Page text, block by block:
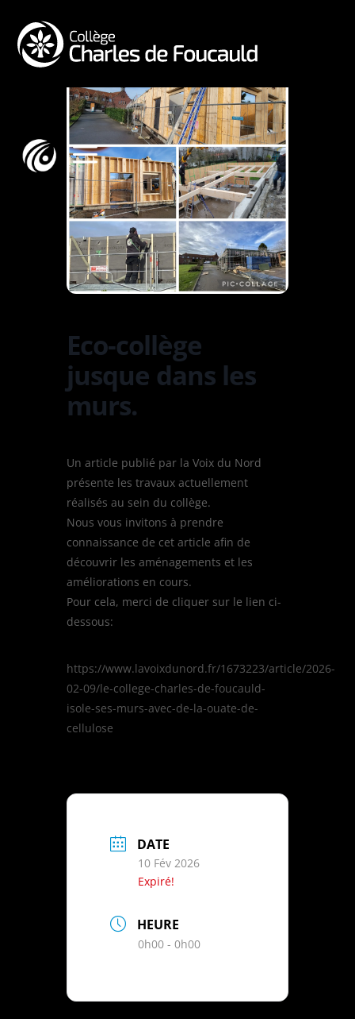
a
Eco-collège
jusque dans les
murs.
Un article publié par la Voix du Nord
présente les travaux actuellement
réalisés au sein du collège.
Nous vous invitons à prendre
connaissance de cet article afin de
découvrir les aménagements et les
améliorations en cours.
Pour cela, merci de cliquer sur le lien ci-
dessous:
https://www.lavoixdunord.fr/1673223/article/2026-
02-09/le-college-charles-de-foucauld-
isole-ses-murs-avec-de-la-ouate-de-
cellulose
DATE
10 Fév 2026
Expiré!
HEURE
0h00 - 0h00